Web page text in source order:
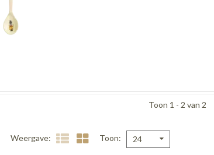
Toon 1 - 2 van 2
Weergave Toon 24